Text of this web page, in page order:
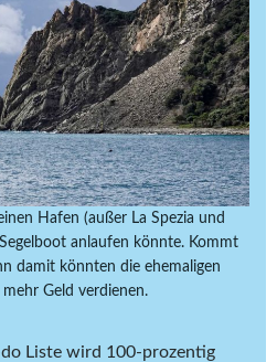
Hafen (außer La Spezia und
anlaufen könnte. Kommt
damit könnten die ehemaligen
Geld verdienen.
Liste wird 100-prozentig